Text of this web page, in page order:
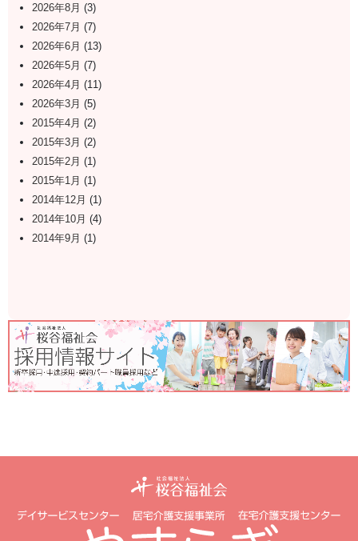
2026年8月 (3)
2026年7月 (7)
2026年6月 (13)
2026年5月 (7)
2026年4月 (11)
2026年3月 (5)
2015年4月 (2)
2015年3月 (2)
2015年2月 (1)
2015年1月 (1)
2014年12月 (1)
2014年10月 (4)
2014年9月 (1)